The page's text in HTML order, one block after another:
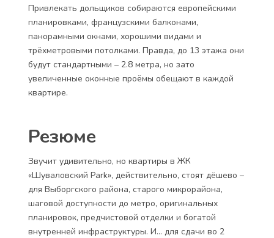
Привлекать дольщиков собираются европейскими
планировками, французскими балконами,
панорамными окнами, хорошими видами и
трёхметровыми потолками. Правда, до 13 этажа они
будут стандартными – 2.8 метра, но зато
увеличенные оконные проёмы обещают в каждой
квартире.
Резюме
Звучит удивительно, но квартиры в ЖК
«Шуваловский Park», действительно, стоят дёшево –
для Выборгского района, старого микрорайона,
шаговой доступности до метро, оригинальных
планировок, предчистовой отделки и богатой
внутренней инфраструктуры. И... для сдачи во 2